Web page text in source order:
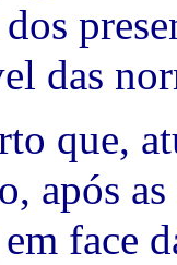
das
que,
após
face